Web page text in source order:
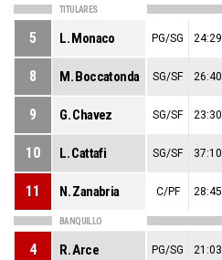
TITULARES
5 L. Monaco PG/SG 24:29
8 M. Boccatonda SG/SF 26:40
9 G. Chavez SG/SF 23:30
10 L. Cattafi SG/SF 37:10
11 N. Zanabria C/PF 28:45
BANQUILLO
4 R. Arce PG/SG 21:03